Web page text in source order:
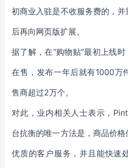
初商业入驻是不收服务费的，
后再向网页版扩展。
据了解，在“购物贴”最初上线
在售，发布一年后就有1000万
售商超过2万个。
对此，业内相关人士表示，
台抗衡的唯一方法是，商品价
优质的客户服务，并且能快速